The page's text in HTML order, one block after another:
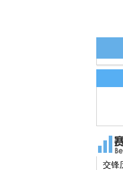
交锋